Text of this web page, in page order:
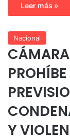
Leer más »
Nacional
Y